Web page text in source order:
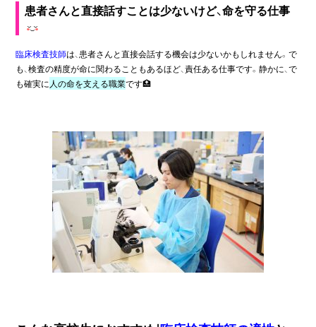
患者さんと直接話すことは少ないけど、命を守る仕事
臨床検査技師は、患者さんと直接会話する機会は少ないかもしれません。で
も、検査の精度が命に関わることもあるほど、責任ある仕事です。静かに、で
も確実に 人の命を支える職業です🏥